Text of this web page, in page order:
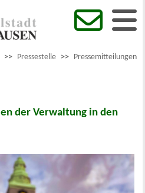
>> Pressestelle >> Pressemitteilungen
der Verwaltung in den